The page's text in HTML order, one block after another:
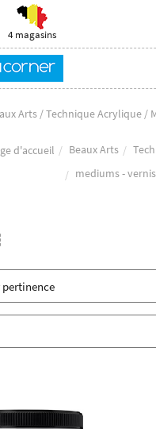
4 magasins
Arts / Technique Acrylique /
d'accueil Beaux Arts
mediums - vernis